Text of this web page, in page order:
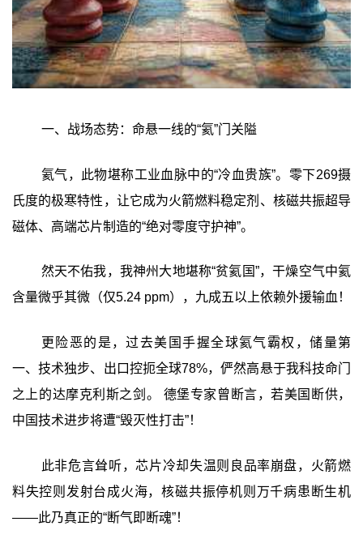
一、战场态势：命悬一线的“氦”门关隘
氦气，此物堪称工业血脉中的“冷血贵族”。零下269摄
氏度的极寒特性，让它成为火箭燃料稳定剂、核磁共振超导
磁体、高端芯片制造的“绝对零度守护神”。
然天不佑我，我神州大地堪称“贫氦国”，干燥空气中氦
含量微乎其微（仅5.24 ppm），九成五以上依赖外援输血！
更险恶的是，过去美国手握全球氦气霸权，储量第
一、技术独步、出口控扼全球78%，俨然高悬于我科技命门
之上的达摩克利斯之剑。 德堡专家曾断言，若美国断供，
中国技术进步将遭“毁灭性打击”！
此非危言耸听，芯片冷却失温则良品率崩盘，火箭燃
料失控则发射台成火海，核磁共振停机则万千病患断生机
——此乃真正的“断气即断魂”！